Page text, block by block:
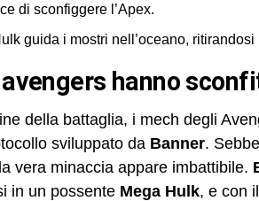
di sconfiggere l’Apex.
guida i mostri nell’oceano,
avengers hanno
della battaglia, i mech degli
sviluppato da Banner.
vera minaccia appare imbattibile.
in un possente Mega Hulk, e con